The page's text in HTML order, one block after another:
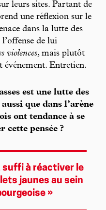
leurs sites. Partant de
une réflexion sur le
dans la lutte des
de lui
violences, mais plutôt
événement. Entretien.
est une lutte des
que dans l’arène
ont tendance à se
cette pensée ?
suffi à réactiver le
jaunes au sein
»